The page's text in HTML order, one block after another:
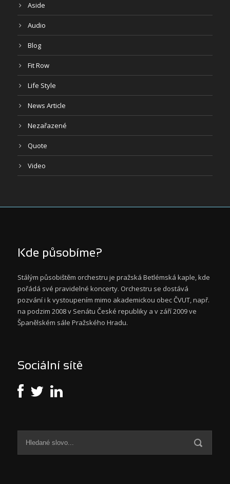
Aside
Audio
Blog
Fit Row
Life Style
News Article
Nezařazené
Quote
Video
Kde působíme?
Stálým působištěm orchestru je pražská Betlémská kaple, kde
pořádá své pravidelné koncerty. Orchestru se dostává
pozvání i k vystoupením mimo akademickou obec ČVUT, např.
na podzim 2008 v Senátu České republiky a v září 2009 ve
Španělském sále Pražského Hradu.
Sociální sítě